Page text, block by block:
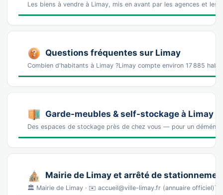
Les biens à vendre à Limay, mis en avant par les agences et les
Questions fréquentes sur Limay
Combien d'habitants à Limay ?Limay compte environ 17 885
Garde-meubles & self-stockage à Limay
Des espaces de stockage près de chez vous — pour un
Mairie de Limay et arrêté de
🏛️ Mairie de Limay · ✉️ accueil@ville-limay.fr (annuaire